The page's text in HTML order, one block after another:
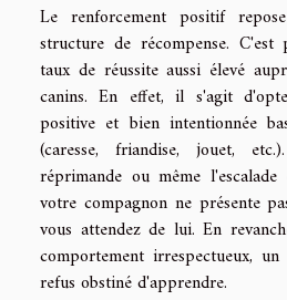
Le renforcement positif
structure de récompense.
taux de réussite aussi élevé
canins. En effet, il s'agit
positive et bien intentionnée
(caresse, friandise, jouet,
réprimande ou même
votre compagnon ne présente
vous attendez de lui. En
comportement irrespectueux,
refus obstiné d'apprendre.